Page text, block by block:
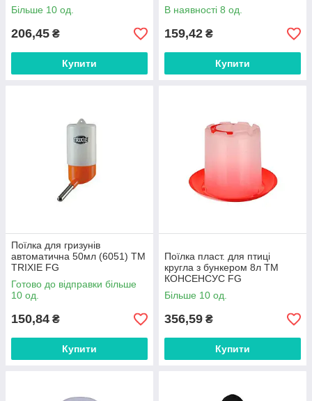
Більше 10 од.
206,45 ₴
Купити
В наявності 8 од.
159,42 ₴
Купити
Поїлка для гризунів
автоматична 50мл (6051) ТМ
TRIXIE FG
Готово до відправки більше
10 од.
150,84 ₴
Купити
Поїлка пласт. для птиці
кругла з бункером 8л ТМ
КОНСЕНСУС FG
Більше 10 од.
356,59 ₴
Купити